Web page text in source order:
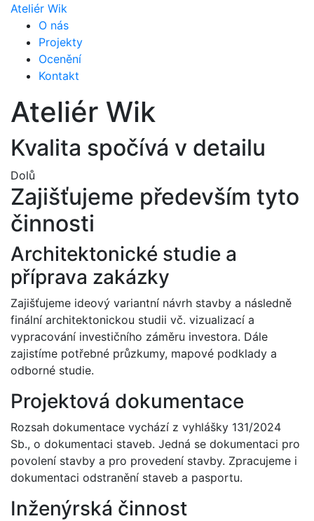
Ateliér Wik
O nás
Projekty
Ocenění
Kontakt
Ateliér Wik
Kvalita spočívá v detailu
Investor: Automedia s.r.o.
Realizace: 2017, 2018
Dolů
Zajišťujeme především tyto
činnosti
Architektonické studie a
příprava zakázky
Zajišťujeme ideový variantní návrh stavby a následně
finální architektonickou studii vč. vizualizací a
vypracování investičního záměru investora. Dále
zajistíme potřebné průzkumy, mapové podklady a
odborné studie.
Projektová dokumentace
Rozsah dokumentace vychází z vyhlášky 131/2024
Sb., o dokumentaci staveb. Jedná se dokumentaci pro
povolení stavby a pro provedení stavby. Zpracujeme i
dokumentaci odstranění staveb a pasportu.
Inženýrská činnost